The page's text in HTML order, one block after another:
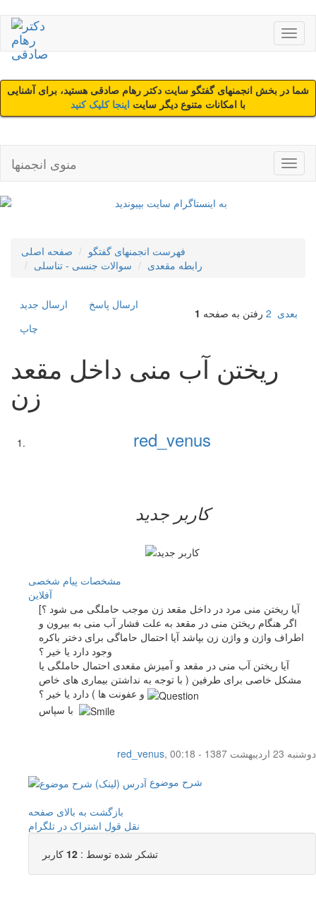
شما در بخش انجمنهای گفتگو سایت دکتر رهام صادقی هستید، برای آشنایی
با امکانات متنوع دیگر سایت اینجا کلیک کنید
منوی انجمنها
صفحه اصلی
فهرست انجمنهای گفتگو
سوالات جنسی - تناسلی
رابطه مقعدی
ارسال جديد
ارسال پاسخ
چاپ
رفتن به صفحه 1 2 بعدی
ریختن آب منی داخل مقعد
زن
red_venus
کاربر جدید
مشخصات پیام شخصی
آفلاين
[آیا ریختن منی مرد در داخل مقعد زن موجب حاملگی می شود ؟
اگر هنگام ریختن منی در مقعد به علت فشار آب منی به بیرون و
اطراف واژن و واژن زن بپاشد آیا احتمال حاماگی برای دختر باکره
وجود دارد یا خیر ؟
آیا ریختن آب منی در مقعد و آمیزش مقعدی احتمال حاملگی یا
مشکل خاصی برای طرفین ( با توجه به نداشتن بیماری های خاص
red_venus,
دوشنبه 23 اردیبهشت 1387 - 00:18
شرح موضوع
بازگشت به بالای صفحه
نقل قول اشتراک در تلگرام
تشکر شده توسط : 12 کاربر